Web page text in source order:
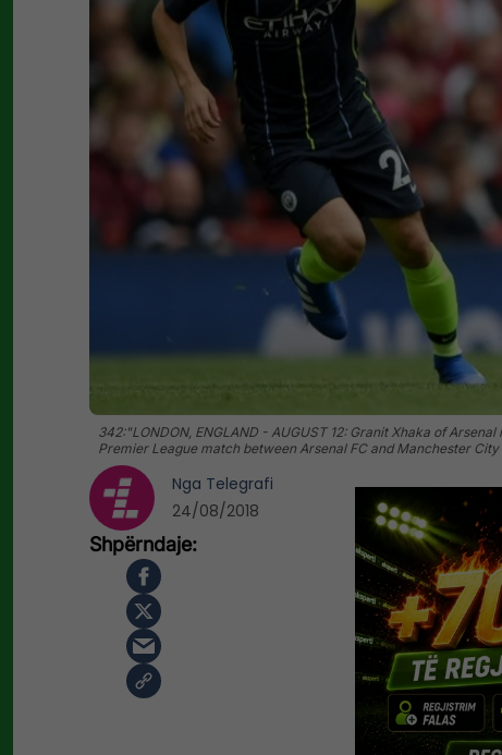
342:"LONDON, ENGLAND - AUGUST 12: Granit Xhaka of
Premier League match between Arsenal FC and Manchester
Nga Telegrafi
24/08/2018